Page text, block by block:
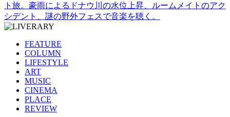
ト旅。豪雨によるドナウ川の水位上昇、ルームメイトのアク
シデント、謎の野外フェスで音楽を聴く。
FEATURE
COLUMN
LIFESTYLE
ART
MUSIC
CINEMA
PLACE
REVIEW